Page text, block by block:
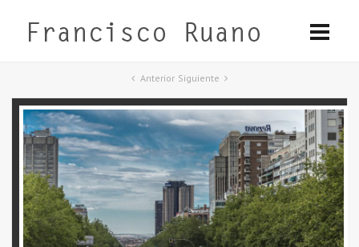
Anterior Siguiente